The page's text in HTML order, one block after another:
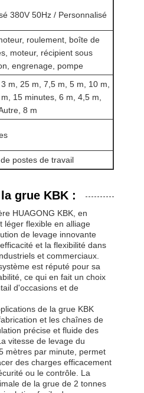
Vidéos
A Propos De
380V 50Hz / Personnalisé
roulement, boîte de
moteur, récipient sous
engrenage, pompe
m, 25 m, 7,5 m, 5 m, 10 m,
15 minutes, 6 m, 4,5 m,
8 m
postes de travail
grue KBK :
HUAGONG KBK, en
léger flexible en alliage
de levage innovante
et la flexibilité dans
et commerciaux.
est réputé pour sa
ce qui en fait un choix
d'occasions et de
de la grue KBK
et les chaînes de
précise et fluide des
vitesse de levage du
mètres par minute, permet
des charges efficacement
ou le contrôle. La
de la grue de 2 tonnes